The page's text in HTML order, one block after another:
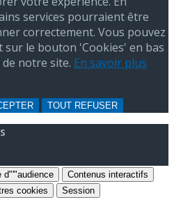
services pourraient être
correctement. Vous pouvez
sur le bouton 'Cookies' en bas
notre site. En savoir plus
TOUT REFUSER
d"'"audience
Contenus interactifs
cookies Session